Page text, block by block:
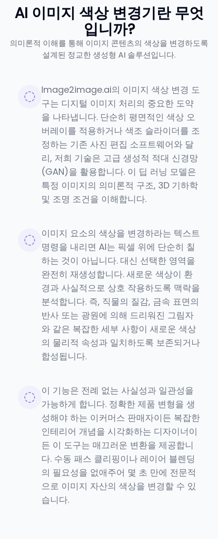
AI 이미지 색상 변경기란 무엇
입니까?
의미론적 이해를 통해 이미지 콘텐츠의 색상을 변경하도록
설계된 정교한 생성형 AI 솔루션입니다.
Image2image.ai의 이미지 색상 변경 도
구는 디지털 이미지 처리의 중요한 도약
을 나타냅니다. 단순히 평면적인 색상 오
버레이를 적용하거나 색조 슬라이더를 조
정하는 기존 사진 편집 소프트웨어와 달
리, 저희 기술은 고급 생성적 적대 신경망
(GAN)을 활용합니다. 이 딥 러닝 모델은
특정 이미지의 의미론적 구조, 3D 기하학
및 조명 조건을 이해합니다.
이미지 요소의 색상을 변경하라는 텍스트
명령을 내리면 AI는 픽셀 위에 단순히 칠
하는 것이 아닙니다. 대신 선택한 영역을
완전히 재생성합니다. 새로운 색상이 환
경과 사실적으로 상호 작용하도록 맥락을
분석합니다. 즉, 직물의 질감, 금속 표면의
반사 또는 광원에 의해 드리워진 그림자
와 같은 복잡한 세부 사항이 새로운 색상
의 물리적 속성과 일치하도록 보존되거나
합성됩니다.
이 기능은 전례 없는 사실성과 일관성을
가능하게 합니다. 정확한 제품 변형을 생
성해야 하는 이커머스 판매자이든 복잡한
인테리어 개념을 시각화하는 디자이너이
든 이 도구는 매끄러운 변환을 제공합니
다. 수동 패스 클리핑이나 레이어 블렌딩
의 필요성을 없애주어 몇 초 만에 전문적
으로 이미지 자산의 색상을 변경할 수 있
습니다.